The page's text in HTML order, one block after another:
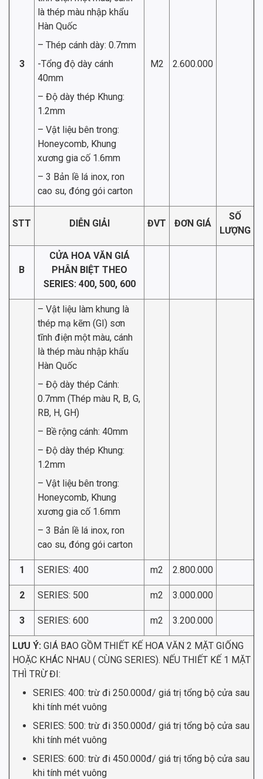
3
là thép màu nhập khẩu
Hàn Quốc
– Thép cánh dày: 0.7mm
-Tổng độ dày cánh
40mm
– Độ dày thép Khung:
1.2mm
– Vật liệu bên trong:
Honeycomb, Khung
xương gia cố 1.6mm
– 3 Bản lề lá inox, ron
cao su, đóng gói carton
M2 2.600.000
STT DIỄN GIẢI ĐVT ĐƠN GIÁ
SỐ
LƯỢNG
B
CỬA HOA VĂN GIÁ
PHÂN BIỆT THEO
SERIES: 400, 500, 600
– Vật liệu làm khung là
thép mạ kẽm (GI) sơn
tĩnh điện một màu, cánh
là thép màu nhập khẩu
Hàn Quốc
– Độ dày thép Cánh:
0.7mm (Thép màu R, B, G,
RB, H, GH)
– Bề rộng cánh: 40mm
– Độ dày thép Khung:
1.2mm
– Vật liệu bên trong:
Honeycomb, Khung
xương gia cố 1.6mm
– 3 Bản lề lá inox, ron
cao su, đóng gói carton
1 SERIES: 400 m2 2.800.000
2 SERIES: 500 m2 3.000.000
3 SERIES: 600 m2 3.200.000
LƯU Ý: GIÁ BAO GỒM THIẾT KẾ HOA VĂN 2 MẶT GIỐNG
HOẶC KHÁC NHAU ( CÙNG SERIES). NẾU THIẾT KẾ 1 MẶT
THÌ TRỪ ĐI:
SERIES: 400: trừ đi 250.000đ/ giá trị tổng bộ cửa sau
khi tính mét vuông
SERIES: 500: trừ đi 350.000đ/ giá trị tổng bộ cửa sau
khi tính mét vuông
SERIES: 600: trừ đi 450.000đ/ giá trị tổng bộ cửa sau
khi tính mét vuông